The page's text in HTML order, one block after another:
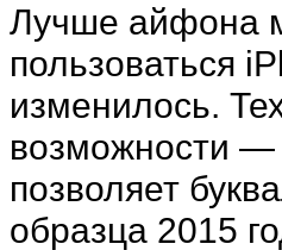
Лучше айфона
пользоваться
изменилось.
возможности —
позволяет
образца 2015